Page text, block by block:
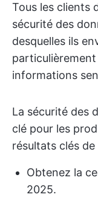
Tous les clients
sécurité des
desquelles ils
informations
La sécurité des
clé pour les
résultats clés
Obtenez la
2025.